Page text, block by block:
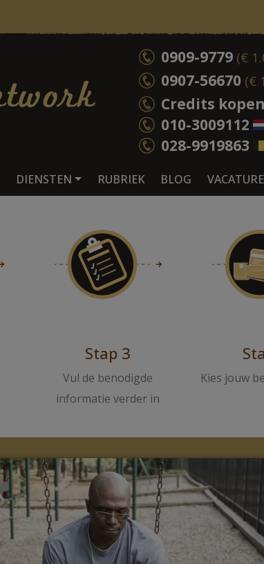
0909-9779 (€
0907-56670 (€
Credits
010-3009112
028-9919863
DIENSTEN RUBRIEK BLOG
Stap 3
Vul de benodigde
informatie verder in
Kies jouw